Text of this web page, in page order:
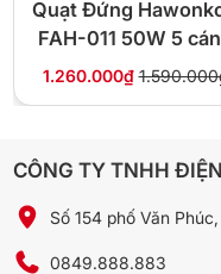
Quạt Đứng
FAH-011 50W 5
1.260.000₫
CÔNG TY TNHH
Số 154 phố Văn
0849.888.883